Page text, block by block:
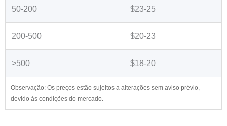
50-200 $23-25
200-500 $20-23
>500 $18-20
Observação: Os preços estão sujeitos a alterações sem aviso prévio,
devido às condições do mercado.